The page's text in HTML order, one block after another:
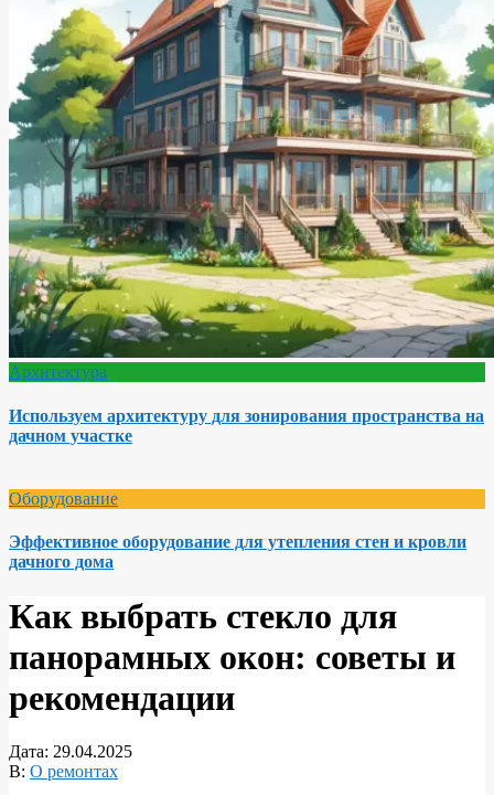
Архитектура
Используем архитектуру для зонирования пространства на
дачном участке
Оборудование
Эффективное оборудование для утепления стен и кровли
дачного дома
Как выбрать стекло для
панорамных окон: советы и
рекомендации
Дата: 29.04.2025
В: О ремонтах